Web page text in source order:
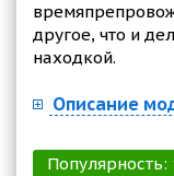
другое, что и
находкой.
Описание
Популярность: